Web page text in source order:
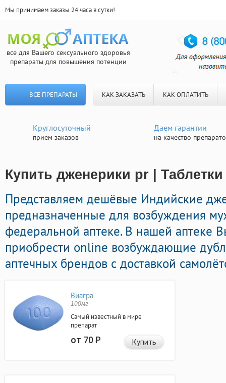
Мы принимаем заказы 24 часа в сутки!
все для Вашего сексуального здоровья
препараты для повышения потенции
ВСЕ ПРЕПАРАТЫ КАК ЗАКАЗАТЬ КАК ОПЛАТИТЬ
Круглосуточный
прием заказов
Даем гарантии
на качество
Купить дженерики pr |
Представляем дешёвые Индийские
предназначенные для возбуждения
федеральной аптеке. В нашей аптеке
приобрести online возбуждающие
аптечных брендов с доставкой
Виагра
100мг
Самый известный в мире
препарат
от 70Р Купить